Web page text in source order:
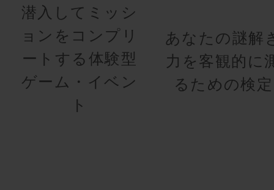
潜入してミッシ
ョンをコンプリ
ートする体験型
ゲーム・イベン
ト
あなたの謎解
力を客観的に
るための検定